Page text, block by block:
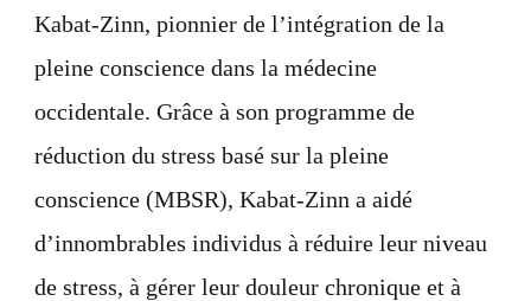
Kabat-Zinn, pionnier de l’intégration de la
pleine conscience dans la médecine
occidentale. Grâce à son programme de
réduction du stress basé sur la pleine
conscience (MBSR), Kabat-Zinn a aidé
d’innombrables individus à réduire leur niveau
de stress, à gérer leur douleur chronique et à